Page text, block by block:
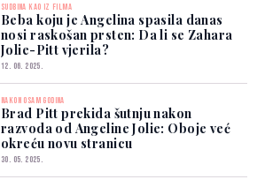
SUDBINA KAO IZ FILMA
Beba koju je Angelina spasila danas
nosi raskošan prsten: Da li se Zahara
Jolie-Pitt vjerila?
12. 06. 2025.
NAKON OSAM GODINA
Brad Pitt prekida šutnju nakon
razvoda od Angeline Jolie: Oboje već
okreću novu stranicu
30. 05. 2025.